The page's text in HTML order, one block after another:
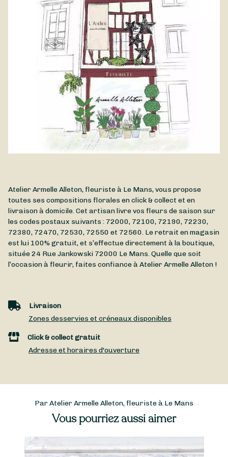
Atelier Armelle Alleton, fleuriste à Le Mans, vous propose
toutes ses compositions florales en click & collect et en
livraison à domicile. Cet artisan livre vos fleurs de saison sur
les codes postaux suivants : 72000, 72100, 72190, 72230,
72380, 72470, 72530, 72550 et 72560. Le retrait en magasin
est lui 100% gratuit, et s’effectue directement à la boutique,
située24 Rue Jankowski 72000 Le Mans. Quelle que soit
l’occasion à fleurir, faites confiance à Atelier Armelle Alleton !
Livraison
Zones desservies et créneaux disponibles
Click & collect gratuit
Adresse et horaires d'ouverture
Par Atelier Armelle Alleton, fleuriste à Le Mans
Vous pourriez aussi aimer